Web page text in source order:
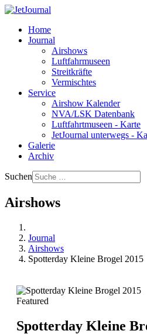
Home
Journal
Airshows
Luftfahrmuseen
Streitkräfte
Vermischtes
Service
Airshow Kalender
NVA/LSK Datenbank
Luftfahrtmuseen - Karte
JetJournal unterwegs -
Galerie
Archiv
Suchen
Airshows
Journal
Airshows
Spotterday Kleine Brogel 2015
Featured
Spotterday Kleine